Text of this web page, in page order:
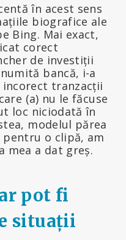
în acest sens
biografice ale
Bing. Mai exact,
corect
de investiții
bancă, i-a
tranzacții
(a) nu le făcuse
loc niciodată în
modelul părea
o clipă, am
mea a dat greș.
pot fi
situații